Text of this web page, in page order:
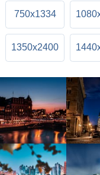
750x1334
1350x2400